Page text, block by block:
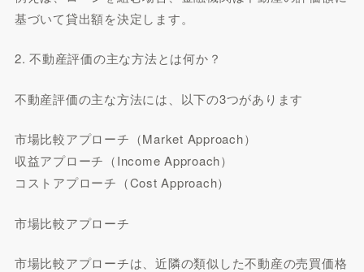
基づいて貸出額を決定します。
2. 不動産評価の主な方法とは何か？
不動産評価の主な方法には、以下の3つがあります
市場比較アプローチ（Market Approach）
収益アプローチ（Income Approach）
コストアプローチ（Cost Approach）
市場比較アプローチ
市場比較アプローチは、近隣の類似した不動産の売買価格